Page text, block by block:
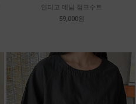
인디고 데님 점프수트
59,000원